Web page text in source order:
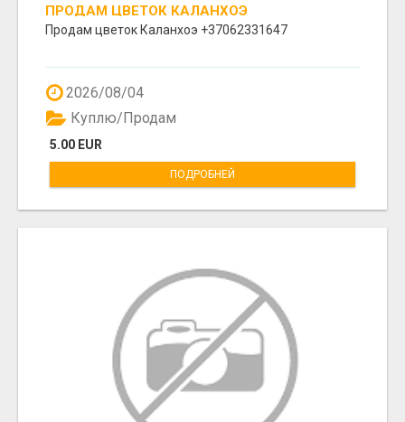
ПРОДАМ ЦВЕТОК КАЛАНХОЭ
Продам цветок Каланхоэ +37062331647
2026/08/04
5.00 EUR
Куплю/Продам
ПОДРОБНЕЙ